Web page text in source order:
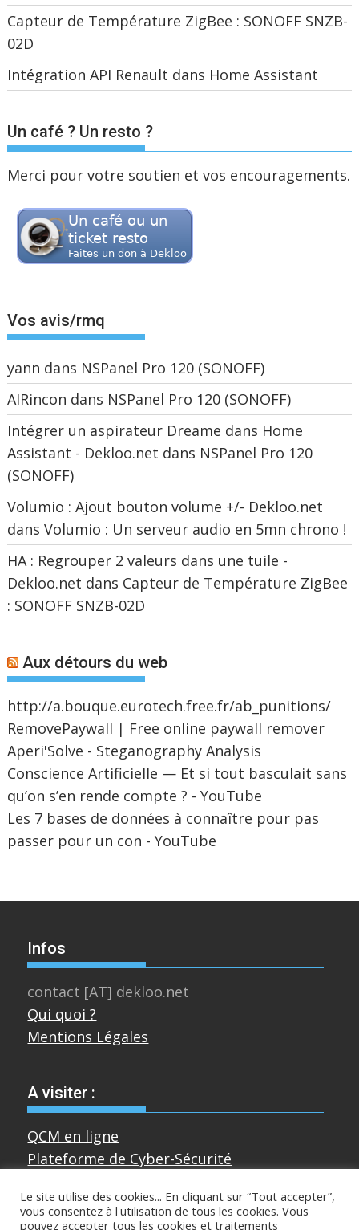
Capteur de Température ZigBee : SONOFF SNZB-
02D
Intégration API Renault dans Home Assistant
Un café ? Un resto ?
Merci pour votre soutien et vos encouragements.
Vos avis/rmq
yann dans NSPanel Pro 120 (SONOFF)
AIRincon dans NSPanel Pro 120 (SONOFF)
Intégrer un aspirateur Dreame dans Home
Assistant - Dekloo.net dans NSPanel Pro 120
(SONOFF)
Volumio : Ajout bouton volume +/- Dekloo.net
dansVolumio : Un serveur audio en 5mn chrono !
HA : Regrouper 2 valeurs dans une tuile -
Dekloo.net dans Capteur de Température ZigBee
: SONOFF SNZB-02D
Aux détours du web
http://a.bouque.eurotech.free.fr/ab_punitions/
RemovePaywall | Free online paywall remover
Aperi'Solve - Steganography Analysis
Conscience Artificielle — Et si tout basculait sans
qu’on s’en rende compte ? - YouTube
Les 7 bases de données à connaître pour pas
passer pour un con - YouTube
Infos
contact [AT] dekloo.net
Qui quoi ?
Mentions Légales
A visiter :
QCM en ligne
Plateforme de Cyber-Sécurité
Divers
Le site utilise des cookies... En cliquant sur “Tout accepter”,
vous consentez à l'utilisation de tous les cookies. Vous
pouvez accepter tous les cookies et traitements